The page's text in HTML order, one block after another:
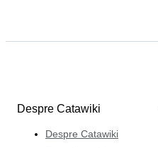
Despre Catawiki
Despre Catawiki